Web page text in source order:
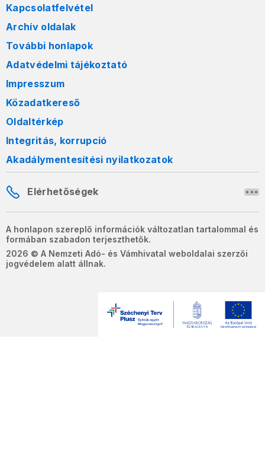
Kapcsolatfelvétel
Archív oldalak
További honlapok
Adatvédelmi tájékoztató
Impresszum
Közadatkereső
Oldaltérkép
Integritás, korrupció
Akadálymentesítési nyilatkozatok
Elérhetőségek
A honlapon szereplő információk változatlan tartalommal és
formában szabadon terjeszthetők.
2026 © A Nemzeti Adó- és Vámhivatal weboldalai szerzői
jogvédelem alatt állnak.